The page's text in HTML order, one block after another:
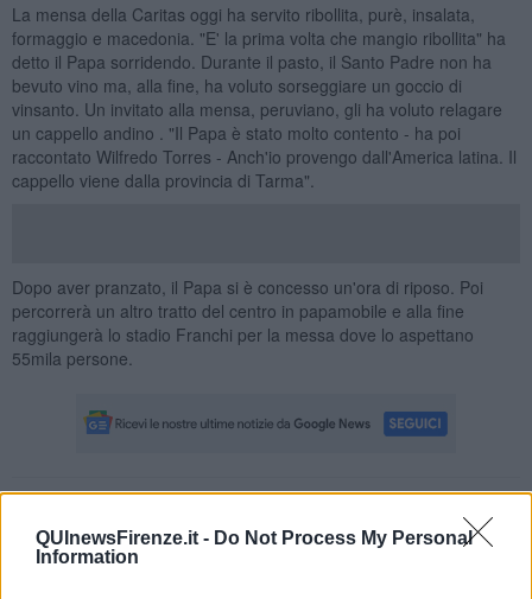
QUInewsFirenze.it - Do Not Process My Personal
Information
La mensa della Caritas oggi ha servito ribollita, purè, insalata,
formaggio e macedonia. "E' la prima volta che mangio ribollita" ha
detto il Papa sorridendo. Durante il pasto, il Santo Padre non ha
bevuto vino ma, alla fine, ha voluto sorseggiare un goccio di
vinsanto. Un invitato alla mensa, peruviano, gli ha voluto relagare
un cappello andino . "Il Papa è stato molto contento - ha poi
raccontato Wilfredo Torres - Anch'io provengo dall'America latina. Il
cappello viene dalla provincia di Tarma".
Dopo aver pranzato, il Papa si è concesso un'ora di riposo. Poi
percorrerà un altro tratto del centro in papamobile e alla fine
raggiungerà lo stadio Franchi per la messa dove lo aspettano
55mila persone.
Se vuoi leggere le notizie principali della Toscana iscriviti alla
Newsletter QUInews - ToscanaMedia.Arriva gratis tutti i giorni
alle 20:00 direttamente nella tua casella di posta.